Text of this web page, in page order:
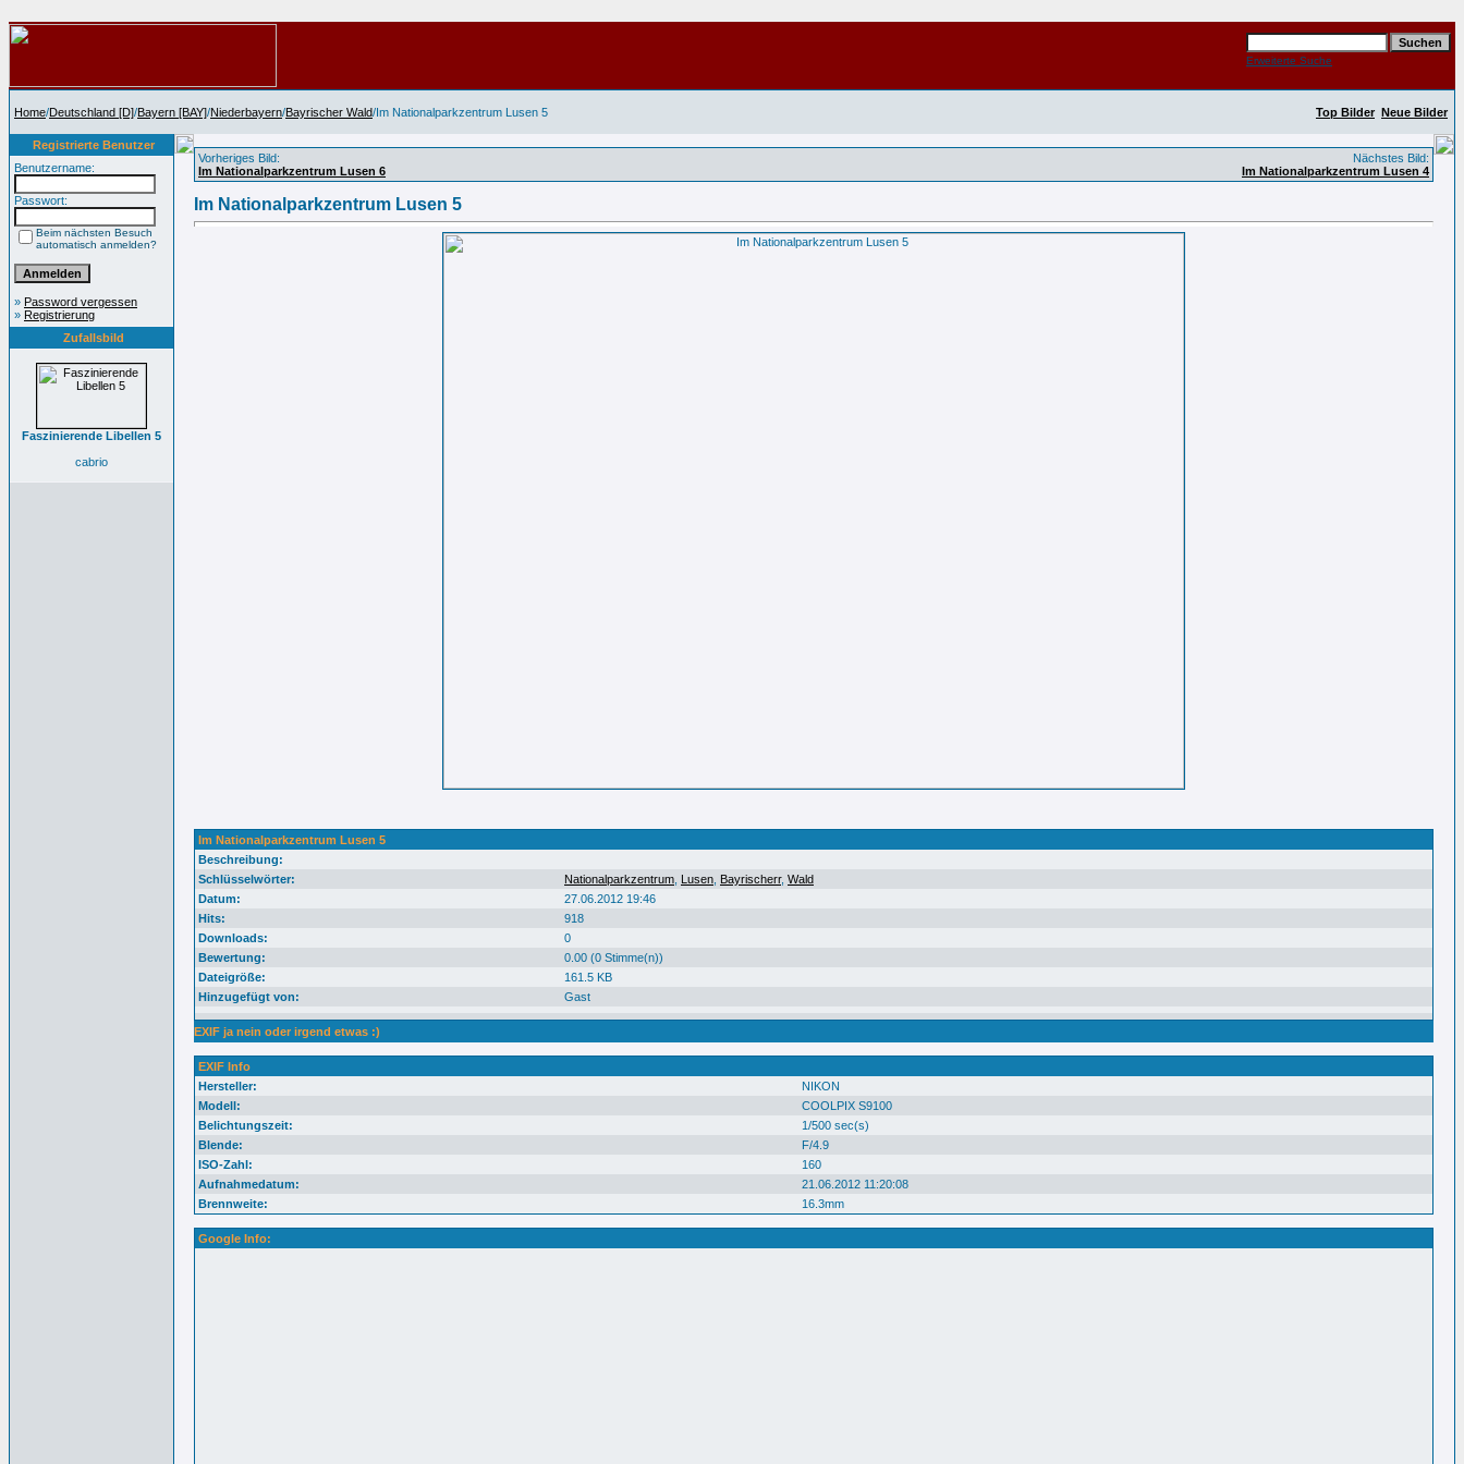
Erweiterte Suche
Home/Deutschland [D]/Bayern [BAY]/Niederbayern/Bayrischer Wald/Im Nationalparkzentrum Lusen 5 Top Bilder Neue Bilder
Registrierte Benutzer
Benutzername:
Passwort:
Beim nächsten Besuch
automatisch anmelden?
» Password vergessen
» Registrierung
Zufallsbild
Faszinierende Libellen 5
cabrio
Vorheriges Bild:
Im Nationalparkzentrum Lusen 6
Nächstes Bild:
Im Nationalparkzentrum Lusen 4
Im Nationalparkzentrum Lusen 5
Im Nationalparkzentrum Lusen 5
Beschreibung:
Schlüsselwörter:
Nationalparkzentrum Lusen Bayrischerr, Wald
Datum:
27.06.2012 19:46
Hits:
918
Downloads:
0
Bewertung:
0.00 (0 Stimme(n))
Dateigröße:
161.5 KB
Hinzugefügt von:
Gast
EXIF ja nein oder irgend etwas :)
EXIF Info
Hersteller:
NIKON
Modell:
COOLPIX S9100
Belichtungszeit:
1/500 sec(s)
Blende:
F/4.9
ISO-Zahl:
160
Aufnahmedatum:
21.06.2012 11:20:08
Brennweite:
16.3mm
Google Info: